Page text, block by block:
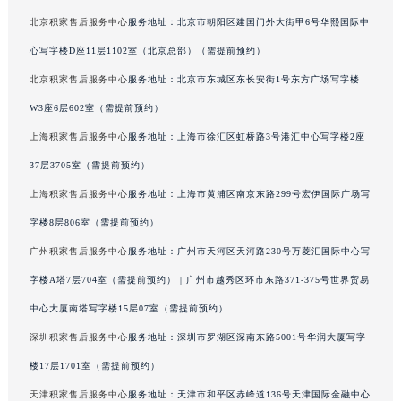
北京积家售后服务中心服务地址：北京市朝阳区建国门外大街甲6号华熙国际中
心写字楼D座11层1102室（北京总部）（需提前预约）
北京积家售后服务中心服务地址：北京市东城区东长安街1号东方广场写字楼
W3座6层602室（需提前预约）
上海积家售后服务中心服务地址：上海市徐汇区虹桥路3号港汇中心写字楼2座
37层3705室（需提前预约）
上海积家售后服务中心服务地址：上海市黄浦区南京东路299号宏伊国际广场写
字楼8层806室（需提前预约）
广州积家售后服务中心服务地址：广州市天河区天河路230号万菱汇国际中心写
字楼A塔7层704室（需提前预约） | 广州市越秀区环市东路371-375号世界贸易
中心大厦南塔写字楼15层07室（需提前预约）
深圳积家售后服务中心服务地址：深圳市罗湖区深南东路5001号华润大厦写字
楼17层1701室（需提前预约）
天津积家售后服务中心服务地址：天津市和平区赤峰道136号天津国际金融中心